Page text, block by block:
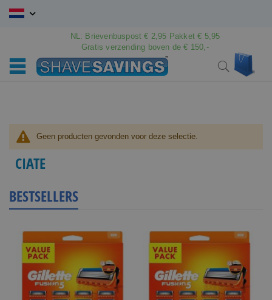
Ga
NL: Brievenbuspost € 2,95 Pakket € 5,95
Gratis verzending boven de € 150,-
Search
Geen producten gevonden voor deze selectie.
CIATE
BESTSELLERS